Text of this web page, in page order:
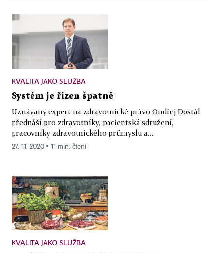
KVALITA JAKO SLUŽBA
Systém je řízen špatně
Uznávaný expert na zdravotnické právo Ondřej Dostál
přednáší pro zdravotníky, pacientská sdružení,
pracovníky zdravotnického průmyslu a...
27. 11. 2020 ▪ 11 min. čtení
KVALITA JAKO SLUŽBA